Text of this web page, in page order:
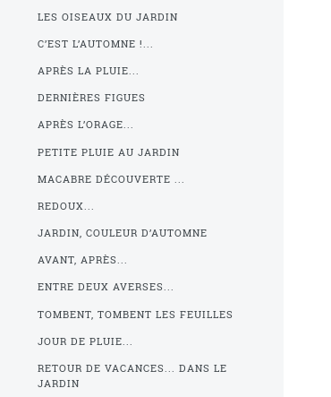
LES OISEAUX DU JARDIN
C’EST L’AUTOMNE !...
APRÈS LA PLUIE...
DERNIÈRES FIGUES
APRÈS L’ORAGE...
PETITE PLUIE AU JARDIN
MACABRE DÉCOUVERTE ...
REDOUX...
JARDIN, COULEUR D’AUTOMNE
AVANT, APRÈS...
ENTRE DEUX AVERSES...
TOMBENT, TOMBENT LES FEUILLES
JOUR DE PLUIE...
RETOUR DE VACANCES... DANS LE
JARDIN